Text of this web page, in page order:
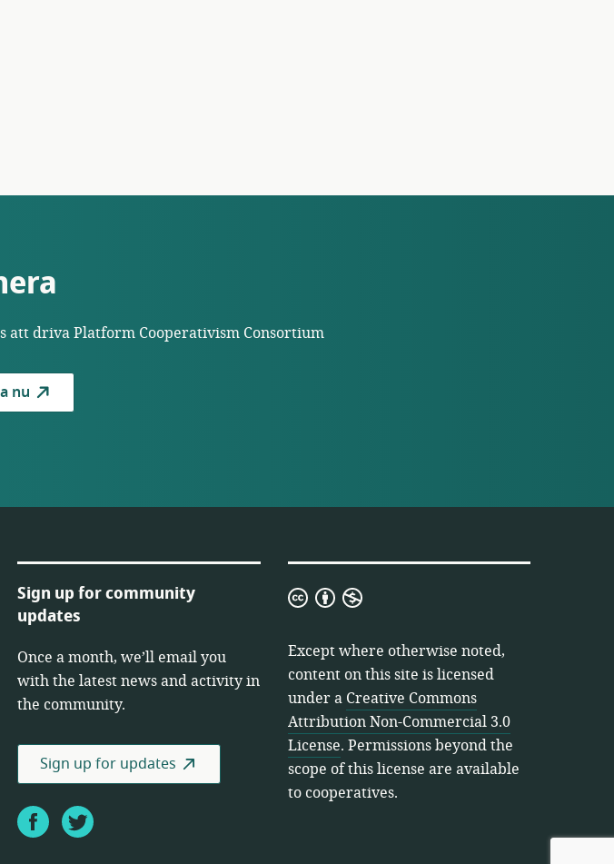
driva Platform Cooperativism Consortium
nu
Sign up for community
updates
Once a month, we’ll email you
with the latest news and activity in
the community.
Sign up for updates
FacebookTwitter
Creative
Attribution
Non-
Commercial
3.0
License
Except where otherwise noted,
content on this site is licensed
under a Creative Commons
Attribution Non-Commercial 3.0
License. Permissions beyond the
scope of this license are available
to cooperatives.